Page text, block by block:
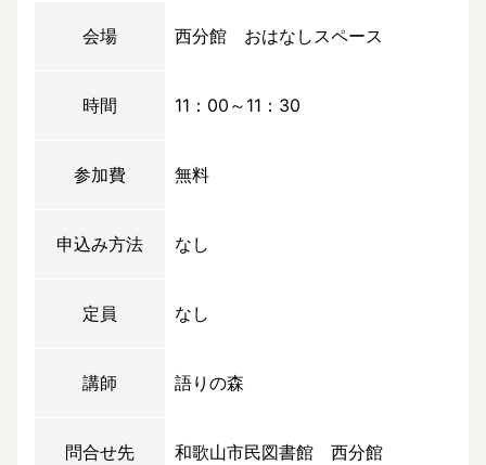
会場 西分館 おはなしスペース
時間 11：00～11：30
参加費 無料
申込み方法 なし
定員 なし
講師 語りの森
問合せ先 和歌山市民図書館 西分館